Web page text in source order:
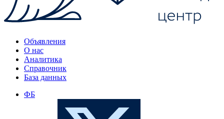
Объявления
О нас
Аналитика
Справочник
База данных
ФБ